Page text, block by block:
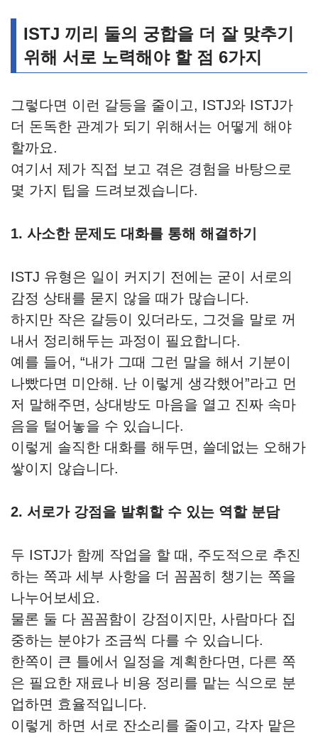
ISTJ 끼리 둘의 궁합을 더 잘 맞추기
위해 서로 노력해야 할 점 6가지
그렇다면 이런 갈등을 줄이고, ISTJ와 ISTJ가
더 돈독한 관계가 되기 위해서는 어떻게 해야
할까요.
여기서 제가 직접 보고 겪은 경험을 바탕으로
몇 가지 팁을 드려보겠습니다.
1. 사소한 문제도 대화를 통해 해결하기
ISTJ 유형은 일이 커지기 전에는 굳이 서로의
감정 상태를 묻지 않을 때가 많습니다.
하지만 작은 갈등이 있더라도, 그것을 말로 꺼
내서 정리해두는 과정이 필요합니다.
예를 들어, “내가 그때 그런 말을 해서 기분이
나빴다면 미안해. 난 이렇게 생각했어”라고 먼
저 말해주면, 상대방도 마음을 열고 진짜 속마
음을 털어놓을 수 있습니다.
이렇게 솔직한 대화를 해두면, 쓸데없는 오해가
쌓이지 않습니다.
2. 서로가 강점을 발휘할 수 있는 역할 분담
두 ISTJ가 함께 작업을 할 때, 주도적으로 추진
하는 쪽과 세부 사항을 더 꼼꼼히 챙기는 쪽을
나누어보세요.
물론 둘 다 꼼꼼함이 강점이지만, 사람마다 집
중하는 분야가 조금씩 다를 수 있습니다.
한쪽이 큰 틀에서 일정을 계획한다면, 다른 쪽
은 필요한 재료나 비용 정리를 맡는 식으로 분
업하면 효율적입니다.
이렇게 하면 서로 잔소리를 줄이고, 각자 맡은